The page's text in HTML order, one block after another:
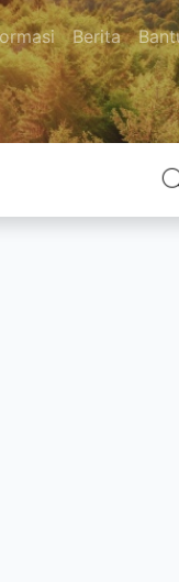
Berita